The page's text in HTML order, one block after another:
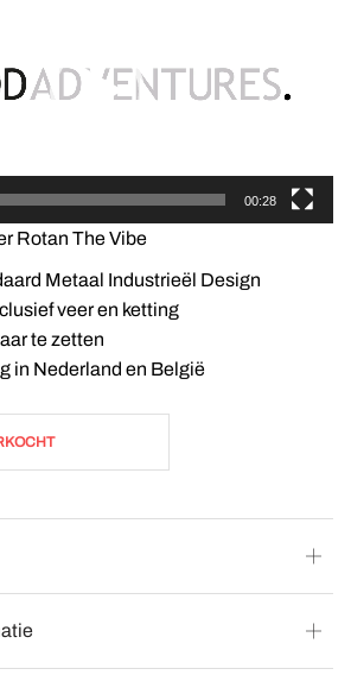
00:28
Rotan The Vibe
Metaal Industrieël Design
veer en ketting
te zetten
in Nederland en België